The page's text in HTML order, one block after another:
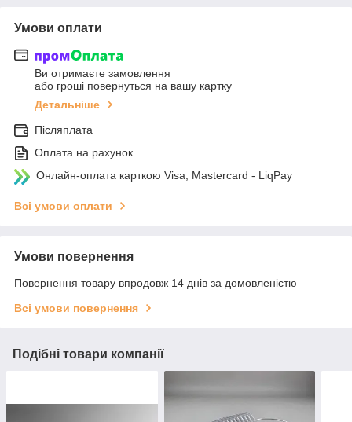
Умови оплати
Ви отримаєте замовлення
або гроші повернуться на вашу картку
Детальніше
Післяплата
Оплата на рахунок
Онлайн-оплата карткою Visa, Mastercard - LiqPay
Всі умови оплати
Умови повернення
Повернення товару впродовж 14 днів за домовленістю
Всі умови повернення
Подібні товари компанії